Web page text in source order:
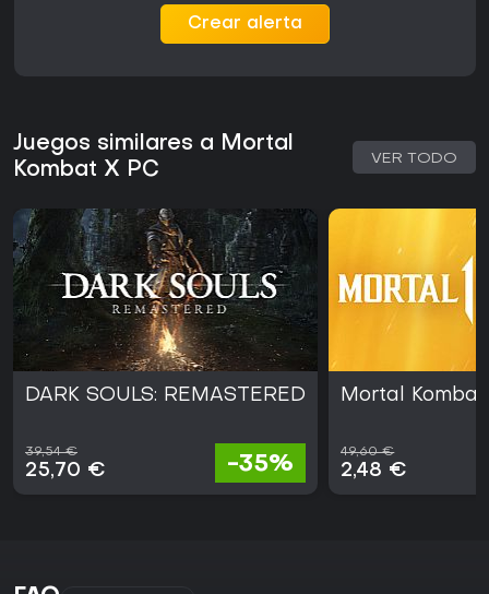
Crear alerta
Juegos similares a Mortal
Kombat X PC
VER TODO
DARK SOULS: REMASTERED
39,54 €
25,70 € -35%
Mortal Kombat
49,60 €
2,48 €